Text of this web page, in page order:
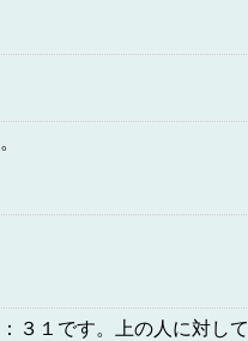
３１です。上の人に対し